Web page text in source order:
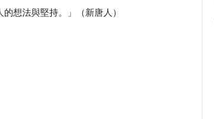
想法與堅持。」（新唐人）